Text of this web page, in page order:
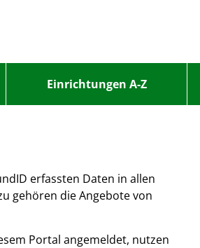
Einrichtungen A-Z
erfassten Daten in allen
gehören die Angebote von
Portal angemeldet, nutzen